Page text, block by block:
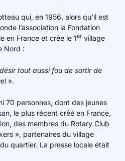
qui, en 1956, alors qu’il est
l’association la Fondation
en France et crée le 1er village
Nord :
tout aussi fou de sortir de
».
70 personnes, dont des jeunes
le plus récent créé en France,
des membres du Rotary Club
», partenaires du village
quartier. La presse locale était